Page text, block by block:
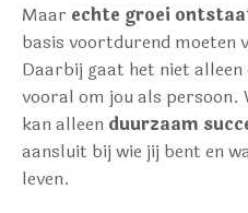
Maar echte groei
basis voortdurend moeten
Daarbij gaat het niet
vooral om jou als persoon.
kan alleen duurzaam
aansluit bij wie jij bent en
leven.